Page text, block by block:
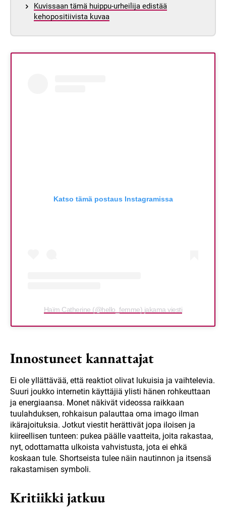
Kuvissaan tämä huippu-urheilija edistää
kehopositiivista kuvaa
Katso tämä postaus Instagramissa
Haïm Catherine (@hello_femme) jakama viesti
Innostuneet kannattajat
Ei ole yllättävää, että reaktiot olivat lukuisia ja vaihtelevia.
Suuri joukko internetin käyttäjiä ylisti hänen rohkeuttaan
ja energiaansa. Monet näkivät videossa raikkaan
tuulahduksen, rohkaisun palauttaa oma imago ilman
ikärajoituksia. Jotkut viestit herättivät jopa iloisen ja
kiireellisen tunteen: pukea päälle vaatteita, joita rakastaa,
nyt, odottamatta ulkoista vahvistusta, jota ei ehkä
koskaan tule. Shortseista tulee näin nautinnon ja itsensä
rakastamisen symboli.
Kritiikki jatkuu